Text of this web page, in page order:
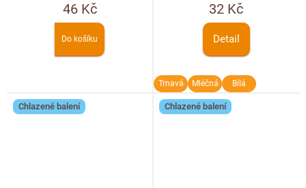
46 Kč
Do košíku
32 Kč
Detail
Tmavá Mléčná Bílá
Chlazené balení Chlazené balení